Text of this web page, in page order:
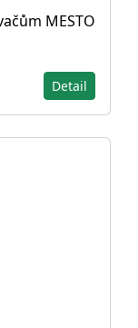
MESTO
Detail